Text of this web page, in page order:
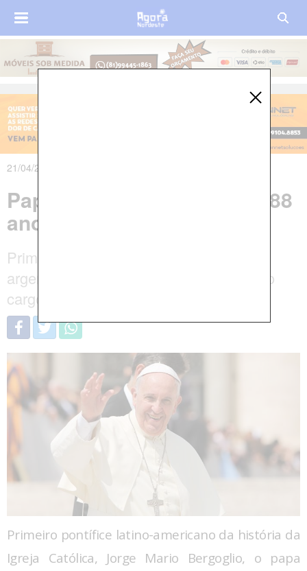
21/04/2025 às 10h02m
Papa Francisco morre aos 88
anos
Primeiro pontífice latino-americano, o
argentino Jorge Mario Bergogli ocupou o
cargo por 12 anos
Primeiro pontífice latino-americano da história da
Igreja Católica, Jorge Mario Bergoglio, o papa